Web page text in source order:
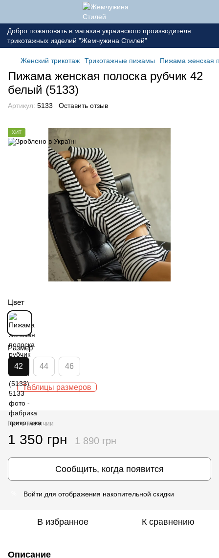
Добро пожаловать в магазин украинского производителя
трикотажных изделий "Жемчужина Стилей"
Женский трикотаж Трикотажные пижамы Пижама женская
Пижама женская полоска рубчик 42
белый (5133)
Артикул: 5133 Оставить отзыв
ХИТ
Цвет
Размер
42 44 46
Таблицы размеров
Нет в наличии
1 350 грн 1 890 грн
Сообщить, когда появится
Войти для отображения накопительной скидки
В избранное К сравнению
Описание